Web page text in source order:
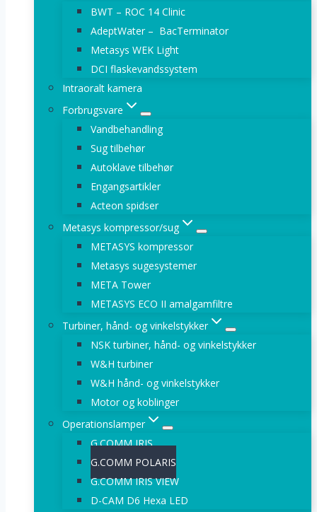
BWT – ROC 14 Clinic
AdeptWater – BacTerminator
Metasys WEK Light
DCI flaskevandssystem
Intraoralt kamera
Forbrugsvare
Vandbehandling
Sug tilbehør
Autoklave tilbehør
Engangsartikler
Acteon spidser
Metasys kompressor/sug
METASYS kompressor
Metasys sugesystemer
META Tower
METASYS ECO II amalgamfiltre
Turbiner, hånd- og vinkelstykker
NSK turbiner, hånd- og vinkelstykker
W&H turbiner
W&H hånd- og vinkelstykker
Motor og koblinger
Operationslamper
G.COMM IRIS
G.COMM POLARIS
G.COMM IRIS VIEW
D-CAM D6 Hexa LED